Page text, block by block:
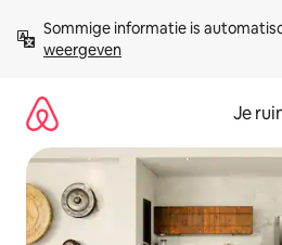
direct
naar
Sommige informatie is
weergeven
Je